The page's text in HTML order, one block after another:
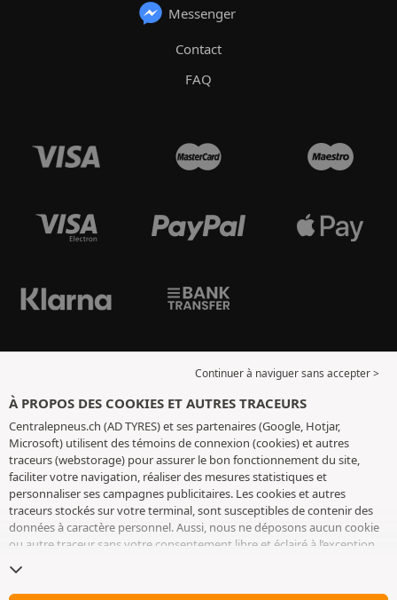
Messenger
Contact
FAQ
Continuer à naviguer sans accepter >
À PROPOS DES COOKIES ET AUTRES TRACEURS
Centralepneus.ch (AD TYRES) et ses partenaires (Google, Hotjar,
Microsoft) utilisent des témoins de connexion (cookies) et autres
traceurs (webstorage) pour assurer le bon fonctionnement du site,
faciliter votre navigation, réaliser des mesures statistiques et
personnaliser ses campagnes publicitaires. Les cookies et autres
traceurs stockés sur votre terminal, sont susceptibles de contenir des
données à caractère personnel. Aussi, nous ne déposons aucun cookie
ou autre traceur sans votre consentement libre et éclairé à l’exception
conservons votre choix pendant 6 mois. Vous pouvez retirer votre
consentement à tout moment en vous rendant sur lapage cookies et